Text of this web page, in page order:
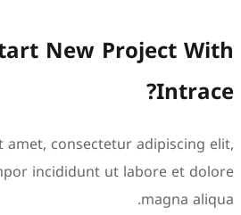
Start New Project
sit amet, consectetur
tempor incididunt ut labore